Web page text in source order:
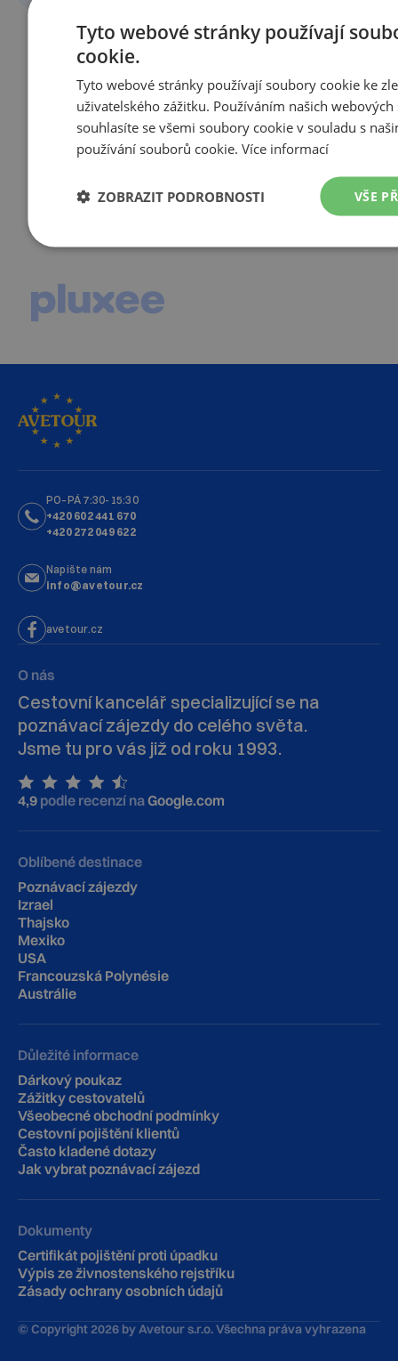
PO–PÁ 7:30-15:30
+420 602 441 670
+420 272 049 622
Napište nám
info@avetour.cz
avetour.cz
O nás
Cestovní kancelář specializující se na
poznávací zájezdy do celého světa.
Jsme tu pro vás již od roku 1993.
4,9 podle recenzí naGoogle.com
Oblíbené destinace
Poznávací zájezdy
Izrael
Thajsko
Mexiko
USA
Francouzská Polynésie
Austrálie
Důležité informace
Dárkový poukaz
Zážitky cestovatelů
Všeobecné obchodní podmínky
Cestovní pojištění klientů
‍Často kladené dotazy
Jak vybrat poznávací zájezd
Dokumenty
Certifikát pojištění proti úpadku
Výpis ze živnostenského rejstříku
Zásady ochrany osobních údajů
© Copyright2026 by Avetour s.r.o. Všechna práva vyhrazena
Tyto webové stránky používají
cookie.
Tyto webové stránky používají soubory cookie ke
uživatelského zážitku. Používáním našich webových
souhlasíte se všemi soubory cookie v souladu s
používání souborů cookie.Více informací
VŠE
ZOBRAZIT PODROBNOSTI